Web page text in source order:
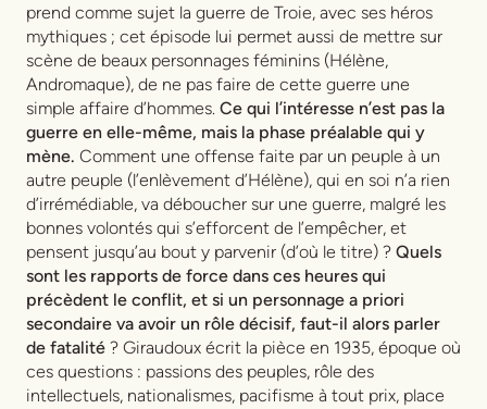
prend comme sujet la guerre de Troie, avec ses héros
mythiques ; cet épisode lui permet aussi de mettre sur
scène de beaux personnages féminins (Hélène,
Andromaque), de ne pas faire de cette guerre une
simple affaire d’hommes. Ce qui l’intéresse n’est pas la
guerre en elle-même, mais la phase préalable qui y
mène. Comment une offense faite par un peuple à un
autre peuple (l’enlèvement d’Hélène), qui en soi n’a rien
d’irrémédiable, va déboucher sur une guerre, malgré les
bonnes volontés qui s’efforcent de l’empêcher, et
pensent jusqu’au bout y parvenir (d’où le titre) ? Quels
sont les rapports de force dans ces heures qui
précèdent le conflit, et si un personnage a priori
secondaire va avoir un rôle décisif, faut-il alors parler
de fatalité ? Giraudoux écrit la pièce en 1935, époque où
ces questions : passions des peuples, rôle des
intellectuels, nationalismes, pacifisme à tout prix, place